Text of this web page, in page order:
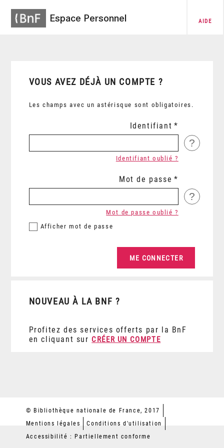
Espace Personnel AIDE
VOUS AVEZ DÉJÀ UN COMPTE ?
Les champs avec un astérisque sont obligatoires.
Identifiant
?
Identifiant oublié ?
Mot de passe
?
Afficher mot de passe
Mot de passe oublié ?
NOUVEAU À LA BNF ?
Profitez des services offerts par la BnF
en cliquant sur CRÉER UN COMPTE
© Bibliothèque nationale de France, 2017
Mentions légales
Conditions d'utilisation
Accessibilité : Partiellement conforme